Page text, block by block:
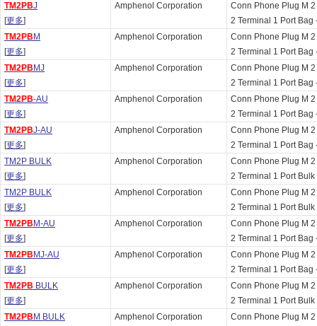
TM2PBJ
[更多]
Amphenol Corporation
Conn Phone Plug M
2 Terminal 1 Port Bag
TM2PB M
[更多]
Amphenol Corporation
Conn Phone Plug M
2 Terminal 1 Port Bag
TM2PB MJ
[更多]
Amphenol Corporation
Conn Phone Plug M
2 Terminal 1 Port Bag
TM2PB-AU
[更多]
Amphenol Corporation
Conn Phone Plug M
2 Terminal 1 Port Bag
TM2PBJ-AU
[更多]
Amphenol Corporation
Conn Phone Plug M
2 Terminal 1 Port Bag
TM2P BULK
[更多]
Amphenol Corporation
Conn Phone Plug M
2 Terminal 1 Port
TM2P BULK
[更多]
Amphenol Corporation
Conn Phone Plug M
2 Terminal 1 Port
TM2PB M-AU
[更多]
Amphenol Corporation
Conn Phone Plug M
2 Terminal 1 Port Bag
TM2PB MJ-AU
[更多]
Amphenol Corporation
Conn Phone Plug M
2 Terminal 1 Port Bag
TM2PB BULK
[更多]
Amphenol Corporation
Conn Phone Plug M
2 Terminal 1 Port
TM2PB M BULK
Amphenol Corporation
Conn Phone Plug M